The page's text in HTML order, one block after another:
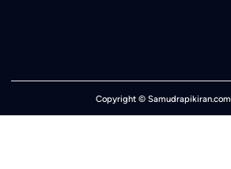
Copyright © Samudrapikiran.com